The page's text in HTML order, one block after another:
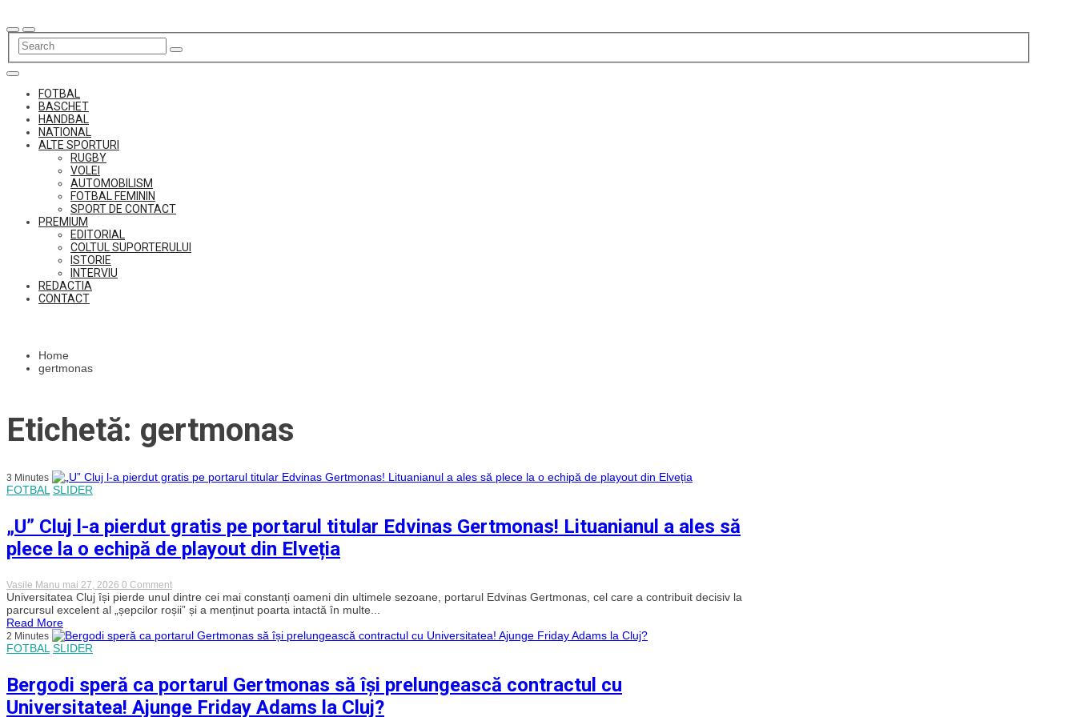
to
content
FOTBAL
BASCHET
HANDBAL
NATIONAL
ALTE SPORTURI
RUGBY
VOLEI
AUTOMOBILISM
FOTBAL FEMININ
SPORT DE CONTACT
PREMIUM
EDITORIAL
COLTUL SUPORTERULUI
ISTORIE
INTERVIU
REDACTIA
CONTACT
Home
gertmonas
Etichetă: gertmonas
3 Minutes
FOTBAL SLIDER
„U” Cluj l-a pierdut gratis pe portarul titular Edvinas Gertmonas! Lituanianul a ales să
plece la o echipă de playout din Elveția
Vasile Manu mai 27, 2026 0 Commenton
„U”
Cluj
l-
pierdut
titular
Edvinas
Gertmonas!
Universitatea Cluj își pierde unul dintre cei mai constanți oameni din ultimele sezoane, portarul Edvinas Gertmonas, cel care a contribuit decisiv la
parcursul excelent al „șepcilor roșii” și a menținut poarta intactă în multe...
Read More
2 Minutes
FOTBAL SLIDER
Bergodi speră ca portarul Gertmonas să își prelungească contractul cu
Universitatea! Ajunge Friday Adams la Cluj?